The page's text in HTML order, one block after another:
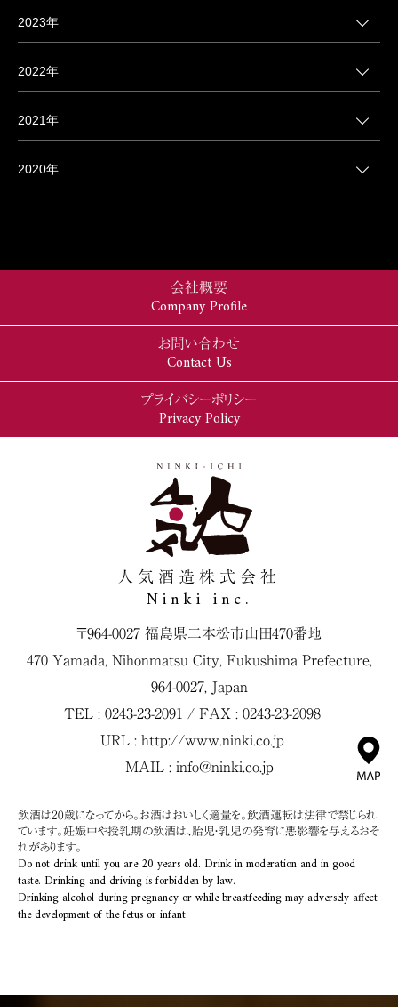
2023年
2022年
2021年
2020年
会社概要
Company Profile
お問い合わせ
Contact Us
プライバシーポリシー
Privacy Policy
人気酒造株式会社
Ninki inc.
〒964-0027 福島県二本松市山田470番地
470 Yamada, Nihonmatsu City, Fukushima Prefecture,
964-0027, Japan
TEL : 0243-23-2091 / FAX : 0243-23-2098
URL : http://www.ninki.co.jp
MAIL : info@ninki.co.jp
飲酒は20歳になってから。お酒はおいしく適量を。飲酒運転は法律で禁じられ
ています。妊娠中や授乳期の飲酒は、胎児・乳児の発育に悪影響を与えるおそ
れがあります。
Do not drink until you are 20 years old. Drink in moderation and in good
taste. Drinking and driving is forbidden by law.
Drinking alcohol during pregnancy or while breastfeeding may adversely affect
the development of the fetus or infant.